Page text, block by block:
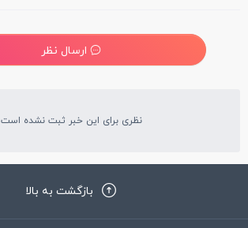
نظری برای این خبر ثبت نشده است
بازگشت به بالا